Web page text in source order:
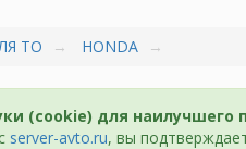
ТО HONDA
(cookie) для наилучшего
server-avto.ru, вы